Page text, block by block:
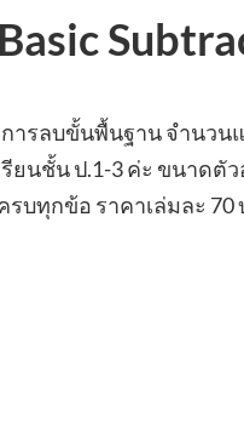
รลบขั้นพื้นฐาน จำนวน
ยนชั้น ป.1-3 ค่ะ ขนาดตั
บทุกข้อ ราคาเล่มละ 70